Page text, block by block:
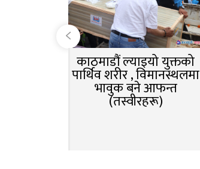
काठमाडौं ल्याइयो युक्तको
पार्थिव शरीर , विमानस्थलमा
भावुक बने आफन्त
(तस्वीरहरू)